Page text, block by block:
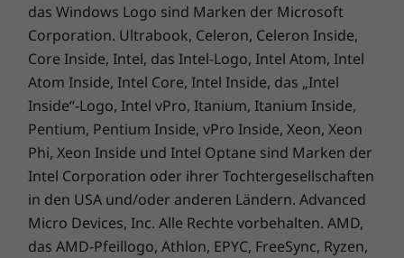
Das T14 Gen 2 (14″ Intel) Notebook kann mit
der optionalen LTE-A WWAN-Karte* überall
dort eine Verbindung zum Internet herstellen,
wo Mobilfunkempfang besteht. Sie müssen
sich niemals Sorgen machen, dass ein
fehlender WLAN-Hotspot Sie daran hindert,
einen Anruf entgegenzunehmen oder eine
Projektdatei zu versenden. Und wenn WLAN
vorhanden ist, haben Sie Dank Wi-Fi 6E auch in
stark frequentierten Netzwerken eine
blitzschnelle Verbindung.
das Windows Logo sind Marken der Microsoft
Corporation. Ultrabook, Celeron, Celeron Inside,
Core Inside, Intel, das Intel-Logo, Intel Atom, Intel
Atom Inside, Intel Core, Intel Inside, das „Intel
Inside“-Logo, Intel vPro, Itanium, Itanium Inside,
Pentium, Pentium Inside, vPro Inside, Xeon, Xeon
Phi, Xeon Inside und Intel Optane sind Marken der
Intel Corporation oder ihrer Tochtergesellschaften
in den USA und/oder anderen Ländern. Advanced
Micro Devices, Inc. Alle Rechte vorbehalten. AMD,
das AMD-Pfeillogo, Athlon, EPYC, FreeSync, Ryzen,